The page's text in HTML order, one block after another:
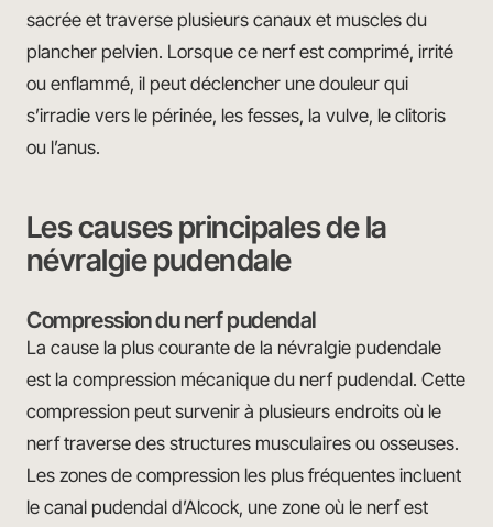
sacrée et traverse plusieurs canaux et muscles du
plancher pelvien. Lorsque ce nerf est comprimé, irrité
ou enflammé, il peut déclencher une douleur qui
s’irradie vers le périnée, les fesses, la vulve, le clitoris
ou l’anus.
Les causes principales de la
névralgie pudendale
Compression du nerf pudendal
La cause la plus courante de la névralgie pudendale
est la compression mécanique du nerf pudendal. Cette
compression peut survenir à plusieurs endroits où le
nerf traverse des structures musculaires ou osseuses.
Les zones de compression les plus fréquentes incluent
le canal pudendal d’Alcock, une zone où le nerf est